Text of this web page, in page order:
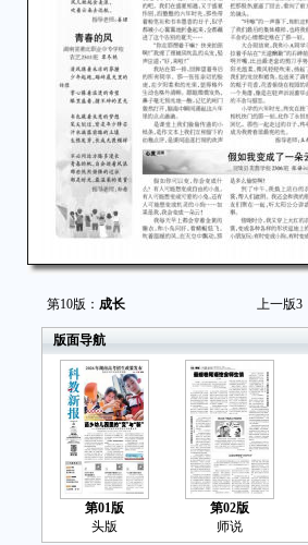
第10版： 成长 上一版3
版面导航
第01版
头版
第02版
师说